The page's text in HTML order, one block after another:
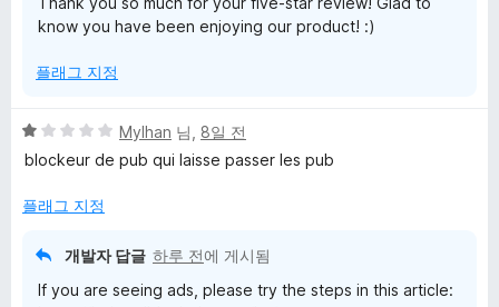
know you have been enjoying our product! :)
플래그 지정
5
점
점
Mylhan 님, 8일 전
blockeur de pub qui laisse passer les pub
플래그 지정
개발자 답글 하루 전에 게시됨
If you are seeing ads, please try the steps in this article: